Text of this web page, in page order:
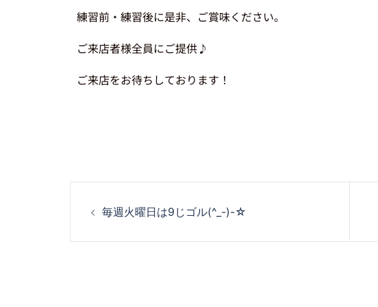
練習前・練習後に是非、ご賞味ください。
ご来店者様全員にご提供♪
ご来店をお待ちしております！
毎週火曜日は9じゴル(^_-)-☆